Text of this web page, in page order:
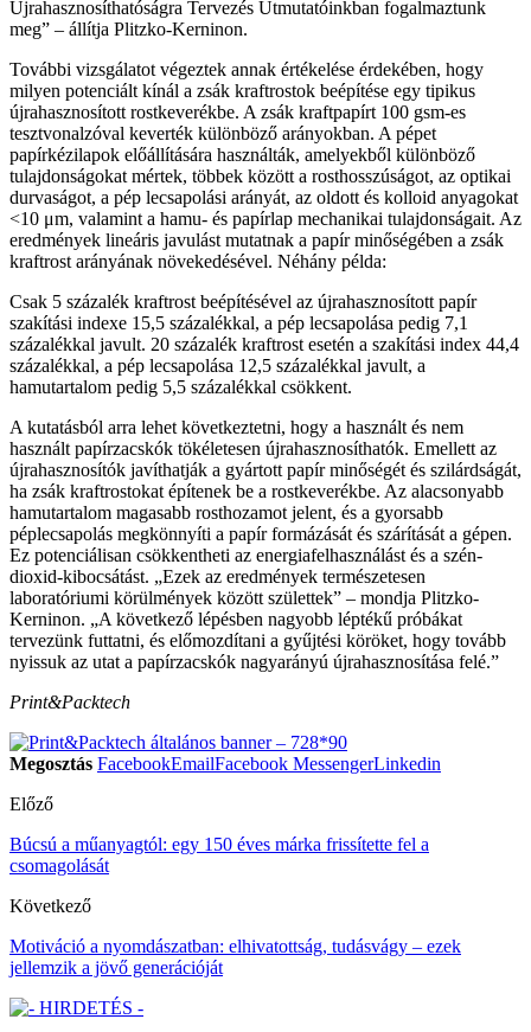
Újrahasznosíthatóságra Tervezés Útmutatóinkban fogalmaztunk
meg” – állítja Plitzko-Kerninon.
További vizsgálatot végeztek annak értékelése érdekében, hogy
milyen potenciált kínál a zsák kraftrostok beépítése egy tipikus
újrahasznosított rostkeverékbe. A zsák kraftpapírt 100 gsm-es
tesztvonalzóval keverték különböző arányokban. A pépet
papírkézilapok előállítására használták, amelyekből különböző
tulajdonságokat mértek, többek között a rosthosszúságot, az optikai
durvaságot, a pép lecsapolási arányát, az oldott és kolloid anyagokat
<10 μm, valamint a hamu- és papírlap mechanikai tulajdonságait. Az
eredmények lineáris javulást mutatnak a papír minőségében a zsák
kraftrost arányának növekedésével. Néhány példa:
Csak 5 százalék kraftrost beépítésével az újrahasznosított papír
szakítási indexe 15,5 százalékkal, a pép lecsapolása pedig 7,1
százalékkal javult. 20 százalék kraftrost esetén a szakítási index 44,4
százalékkal, a pép lecsapolása 12,5 százalékkal javult, a
hamutartalom pedig 5,5 százalékkal csökkent.
A kutatásból arra lehet következtetni, hogy a használt és nem
használt papírzacskók tökéletesen újrahasznosíthatók. Emellett az
újrahasznosítók javíthatják a gyártott papír minőségét és szilárdságát,
ha zsák kraftrostokat építenek be a rostkeverékbe. Az alacsonyabb
hamutartalom magasabb rosthozamot jelent, és a gyorsabb
péplecsapolás megkönnyíti a papír formázását és szárítását a gépen.
Ez potenciálisan csökkentheti az energiafelhasználást és a szén-
dioxid-kibocsátást. „Ezek az eredmények természetesen
laboratóriumi körülmények között születtek” – mondja Plitzko-
Kerninon. „A következő lépésben nagyobb léptékű próbákat
tervezünk futtatni, és előmozdítani a gyűjtési köröket, hogy tovább
nyissuk az utat a papírzacskók nagyarányú újrahasznosítása felé.”
Print&Packtech
Megosztás FacebookEmailFacebook MessengerLinkedin
Előző
Búcsú a műanyagtól: egy 150 éves márka frissítette fel a
csomagolását
Következő
Motiváció a nyomdászatban: elhivatottság, tudásvágy – ezek
jellemzik a jövő generációját